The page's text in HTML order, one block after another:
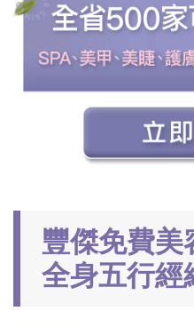
豐傑免費美
全身五行經